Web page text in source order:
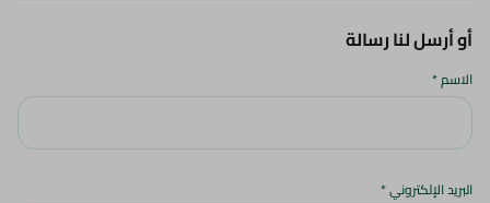
أو أرسل لنا رسالة
الاسم*
البريد الإلكتروني*